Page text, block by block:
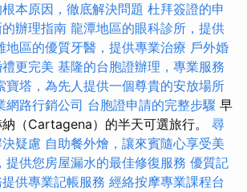
本原因，徹底解決問題 杜拜簽證的申
辦理指南 龍潭地區的眼科診所，提供
地區的優質牙醫，提供專業治療 戶外婚
更完美 基隆的台胞證辦理，專業服務
寶塔，為先人提供一個尊貴的安放場所
網路行銷公司 台胞證申請的完整步驟 早
（Cartagena）的半天可選旅行。 尋
疑慮 自助餐外燴，讓來賓隨心享受美
提供您房屋漏水的最佳修復服務 優質記
供專業記帳服務 經絡按摩專業課程台